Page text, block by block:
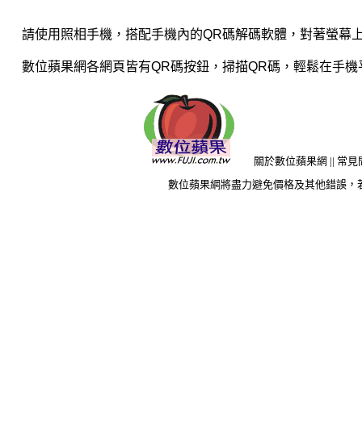
請使用照相手機，搭配手機內的QR碼解碼軟體，對著螢幕
數位蘋果網各網頁皆有QR碼按鈕，掃描QR碼，輕鬆在手
關於數位蘋果網 || 常見
數位蘋果網將盡力避免價格及其他錯誤